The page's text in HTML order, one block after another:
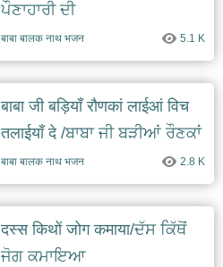
ਪੌਣਾਹਾਰੀ ਦੀ
बाबा बालक नाथ भजन 5.1 K
बाबा जी बड़ियाँ रौणकां लाईआं विच
तलाईयाँ दे /ਬਾਬਾ ਜੀ ਬੜੀਆਂ ਰੌਣਕਾਂ
ਲਾਈਆਂ
बाबा बालक नाथ भजन 2.8 K
दस्स किथों जोग कमाया/ਦੱਸ ਕਿੱਥੋਂ
ਜੋਗ ਕਮਾਇਆ